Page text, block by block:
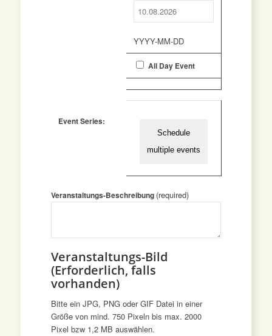
YYYY-MM-DD
All Day Event
Event Series:
Schedule
multiple events
Veranstaltungs-Beschreibung (required)
Veranstaltungs-Bild
(Erforderlich, falls
vorhanden)
Bitte ein JPG, PNG oder GIF Datei in einer
Größe von mind. 750 Pixeln bis max. 2000
Pixel bzw 1,2 MB auswählen.